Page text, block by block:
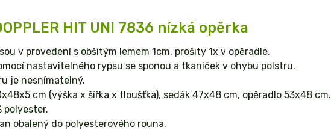
HIT UNI 7836 nízká opěrka
v provedení s obšitým lemem 1cm, prošity 1x v opěradle.
nastavitelného rypsu se sponou a tkaniček v ohybu polstru.
je nesnímatelný.
cm (výška x šířka x tloušťka), sedák 47x48 cm, opěradlo 53x48 cm.
polyester.
obalený do polyesterového rouna.